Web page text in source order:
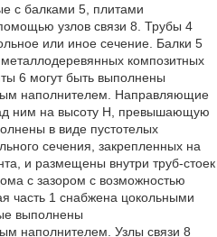
с балками 5, плитами
узлов связи 8. Трубы 4
или иное сечение. Балки 5
композитных
6 могут быть выполнены
наполнителем. Направляющие
ним на высоту Н, превышающую
в виде пустотелых
сечения, закрепленных на
и размещены внутри труб-стоек
с зазором с возможностью
часть 1 снабжена цокольными
выполнены
наполнителем. Узлы связи 8